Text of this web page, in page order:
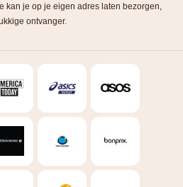
kan je op je eigen adres laten bezorgen,
ontvanger.